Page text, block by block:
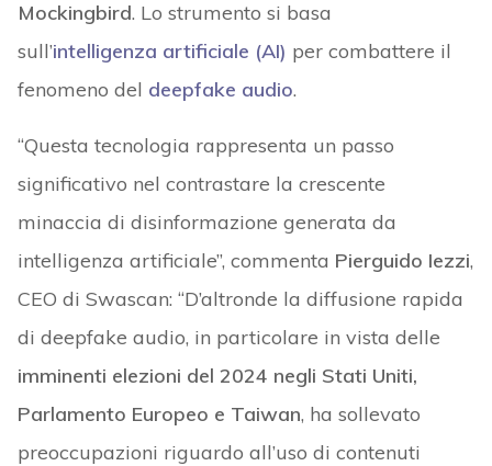
Mockingbird. Lo strumento si basa
sull’intelligenza artificiale (AI) per combattere il
fenomeno del deepfake audio.
“Questa tecnologia rappresenta un passo
significativo nel contrastare la crescente
minaccia di disinformazione generata da
intelligenza artificiale”, commenta Pierguido Iezzi,
CEO di Swascan: “D’altronde la diffusione rapida
di deepfake audio, in particolare in vista delle
imminenti elezioni del 2024 negli Stati Uniti,
Parlamento Europeo e Taiwan, ha sollevato
preoccupazioni riguardo all’uso di contenuti